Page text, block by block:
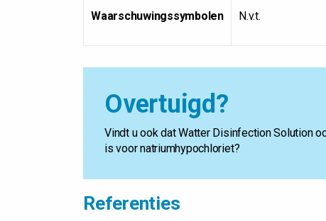
Waarschuwingssymbolen N.v.t.
Overtuigd?
Vindt u ook dat Watter Disinfection Solution
is voor natriumhypochloriet?
Referenties